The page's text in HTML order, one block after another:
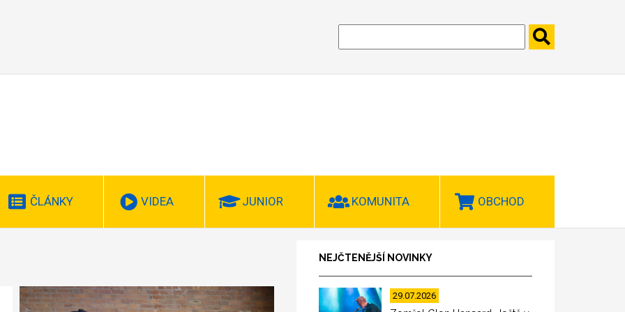
ČLÁNKY VIDEA JUNIOR KOMUNITA OBCHOD
NEJČTENĚJŠÍ NOVINKY
29.07.2026